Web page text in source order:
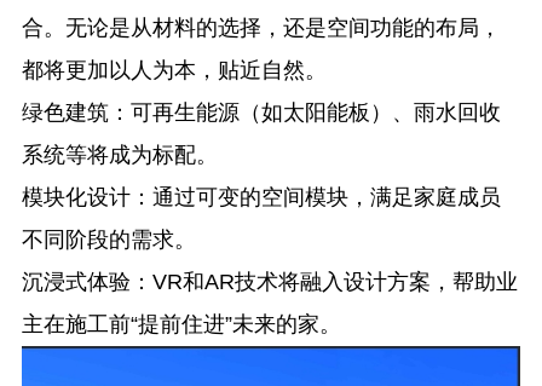
合。无论是从材料的选择，还是空间功能的布局，
都将更加以人为本，贴近自然。
绿色建筑：可再生能源（如太阳能板）、雨水回收
系统等将成为标配。
模块化设计：通过可变的空间模块，满足家庭成员
不同阶段的需求。
沉浸式体验 ：VR和AR技术将融入设计方案，帮助业
主在施工前“提前住进”未来的家。